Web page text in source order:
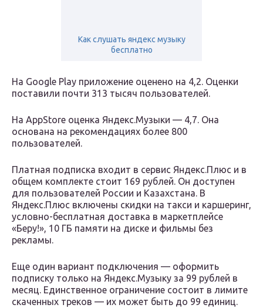
Как слушать яндекс музыку
бесплатно
На Google Play приложение оценено на 4,2. Оценки
поставили почти 313 тысяч пользователей.
На AppStore оценка Яндекс.Музыки — 4,7. Она
основана на рекомендациях более 800
пользователей.
Платная подписка входит в сервис Яндекс.Плюс и в
общем комплекте стоит 169 рублей. Он доступен
для пользователей России и Казахстана. В
Яндекс.Плюс включены скидки на такси и каршеринг,
условно-бесплатная доставка в маркетплейсе
«Беру!», 10 ГБ памяти на диске и фильмы без
рекламы.
Еще один вариант подключения — оформить
подписку только на Яндекс.Музыку за 99 рублей в
месяц. Единственное ограничение состоит в лимите
скаченных треков — их может быть до 99 единиц.